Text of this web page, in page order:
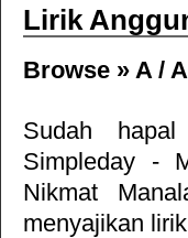
Lirik
Browse » A/
Sudah
Simpleday -
Nikmat
menyajikan